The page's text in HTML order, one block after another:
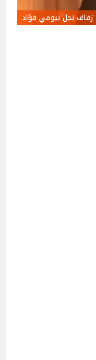
زفاف نجل بيومي فؤاد